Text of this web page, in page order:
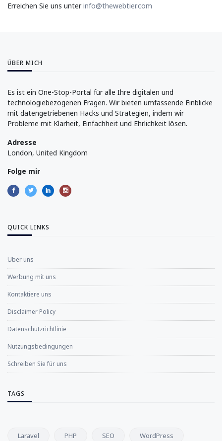
Erreichen Sie uns unterinfo@thewebtier.com
ÜBER MICH
Es ist ein One-Stop-Portal für alle Ihre digitalen und
technologiebezogenen Fragen. Wir bieten umfassende Einblicke
mit datengetriebenen Hacks und Strategien, indem wir
Probleme mit Klarheit, Einfachheit und Ehrlichkeit lösen.
Adresse
London, United Kingdom
Folge mir
QUICK LINKS
Über uns
Werbung mit uns
Kontaktiere uns
Disclaimer Policy
Datenschutzrichtlinie
Nutzungsbedingungen
Schreiben Sie für uns
TAGS
Laravel PHP SEO WordPress